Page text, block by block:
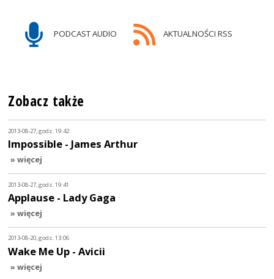
PODCAST AUDIO AKTUALNOŚCI RSS
Zobacz także
2013-08-27, godz. 19:42
Impossible - James Arthur
» więcej
2013-08-27, godz. 19:41
Applause - Lady Gaga
» więcej
2013-08-20, godz. 13:06
Wake Me Up - Avicii
» więcej